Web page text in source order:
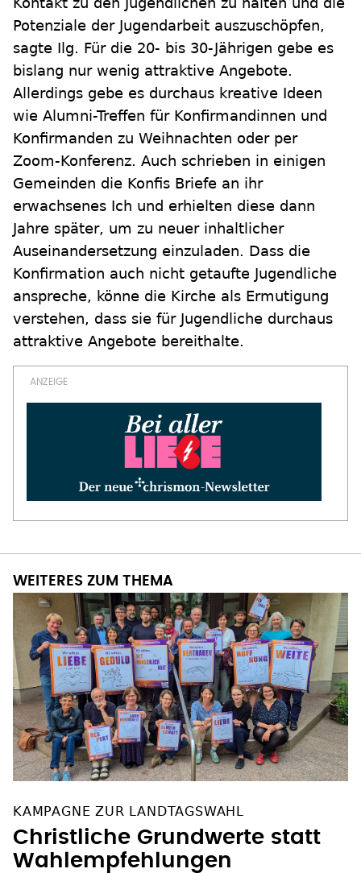
Potenziale der Jugendarbeit auszuschöpfen,
sagte Ilg. Für die 20- bis 30-Jährigen gebe es
bislang nur wenig attraktive Angebote.
Allerdings gebe es durchaus kreative Ideen
wie Alumni-Treffen für Konfirmandinnen und
Konfirmanden zu Weihnachten oder per
Zoom-Konferenz. Auch schrieben in einigen
Gemeinden die Konfis Briefe an ihr
erwachsenes Ich und erhielten diese dann
Jahre später, um zu neuer inhaltlicher
Auseinandersetzung einzuladen. Dass die
Konfirmation auch nicht getaufte Jugendliche
anspreche, könne die Kirche als Ermutigung
verstehen, dass sie für Jugendliche durchaus
attraktive Angebote bereithalte.
WEITERES ZUM THEMA
KAMPAGNE ZUR LANDTAGSWAHL
Christliche Grundwerte statt
Wahlempfehlungen